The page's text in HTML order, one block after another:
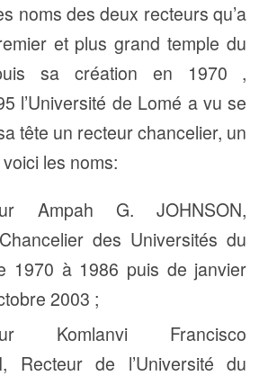
noms des deux recteurs qu’a
et plus grand temple du
sa création en 1970 ,
l’Université de Lomé a vu se
tête un recteur chancelier, un
les noms:
Ampah G. JOHNSON,
des Universités du
1970 à 1986 puis de janvier
2003 ;
Komlanvi Francisco
Recteur de l’Université du